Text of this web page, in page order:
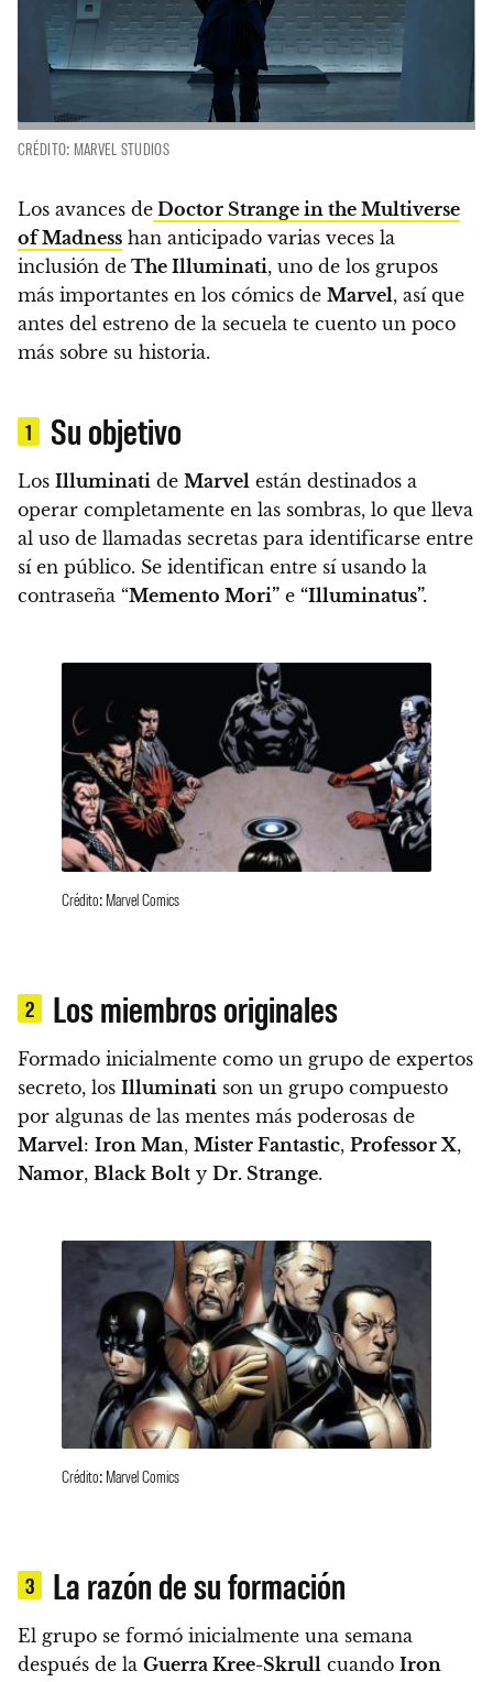
CRÉDITO: MARVEL STUDIOS
Los avances de Doctor Strange in the Multiverse
of Madness han anticipado varias veces la
inclusión de The Illuminati, uno de los grupos
más importantes en los cómics de Marvel, así que
antes del estreno de la secuela te cuento un poco
más sobre su historia.
1 Su objetivo
Los Illuminati de Marvel están destinados a
operar completamente en las sombras, lo que lleva
al uso de llamadas secretas para identificarse entre
sí en público. Se identifican entre sí usando la
contraseña “Memento Mori” e “Illuminatus”.
Crédito: Marvel Comics
2 Los miembros originales
Formado inicialmente como un grupo de expertos
secreto, los Illuminati son un grupo compuesto
por algunas de las mentes más poderosas de
Marvel: Iron Man, Mister Fantastic, Professor X,
Namor, Black Bolt y Dr. Strange.
Crédito: Marvel Comics
3 La razón de su formación
El grupo se formó inicialmente una semana
después de la Guerra Kree-Skrull cuando Iron